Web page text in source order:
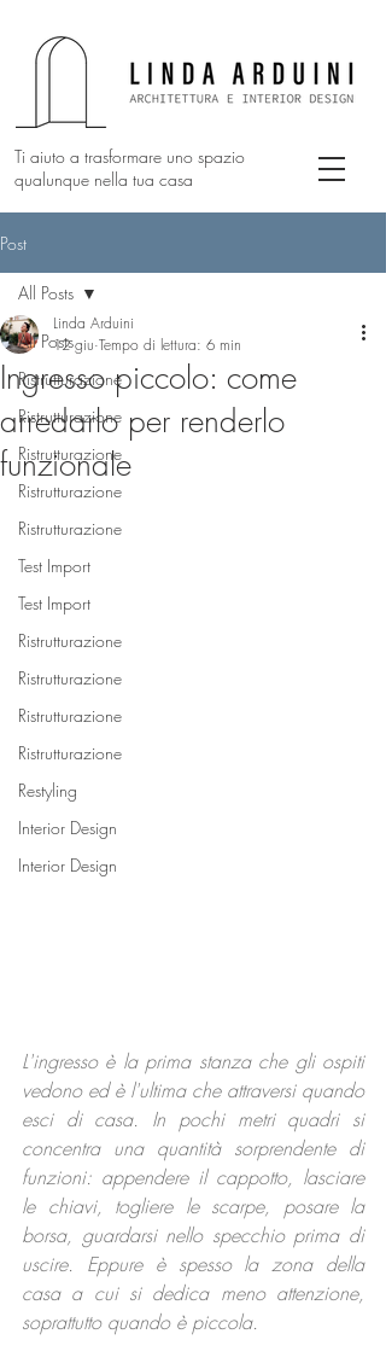
Ti aiuto a trasformare uno spazio
qualunque nella tua casa
Post
All Posts
Ristrutturazione
Ristrutturazione
Ristrutturazione
Ristrutturazione
Ristrutturazione
Test Import
Test Import
Ristrutturazione
Ristrutturazione
Ristrutturazione
Ristrutturazione
Restyling
Interior Design
Interior Design
All Posts
Ingresso piccolo: come
arredarlo per renderlo
funzionale
Linda Arduini
12 giu Tempo di lettura: 6 min
L'ingresso è la prima stanza che gli ospiti
vedono ed è l'ultima che attraversi quando
esci di casa. In pochi metri quadri si
concentra una quantità sorprendente di
funzioni: appendere il cappotto, lasciare
le chiavi, togliere le scarpe, posare la
borsa, guardarsi nello specchio prima di
uscire. Eppure è spesso la zona della
casa a cui si dedica meno attenzione,
soprattutto quando è piccola.